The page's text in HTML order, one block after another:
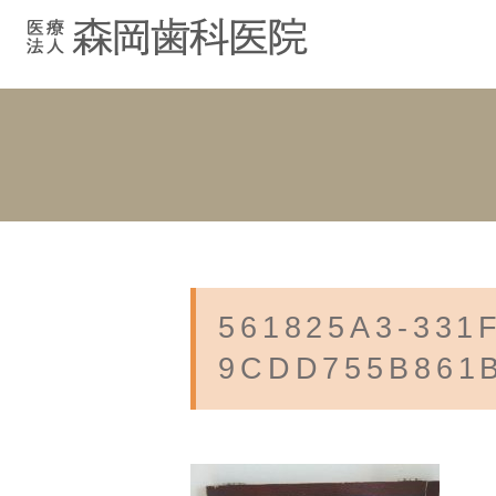
むし歯治療
小児歯科
院長紹介 院内紹介
院長ブログ スタッフブ
561825A3-